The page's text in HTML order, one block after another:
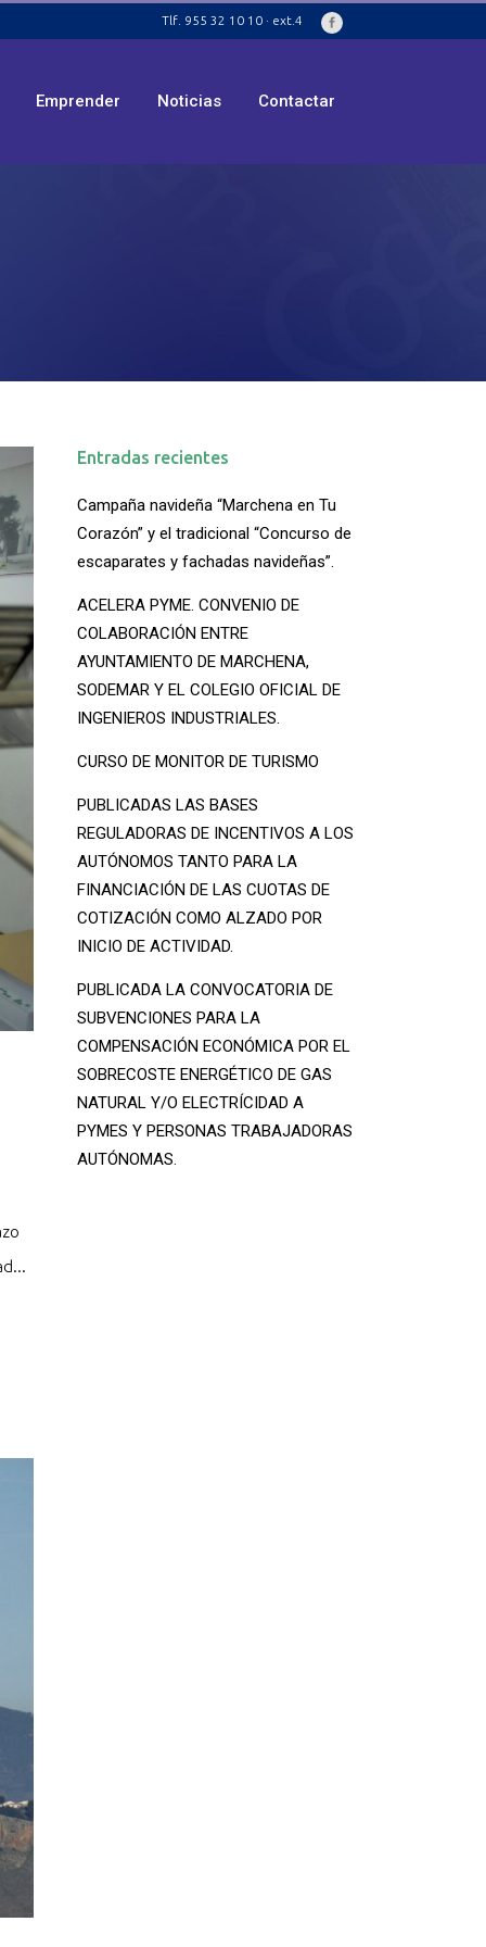
Tlf. 955 32 10 10 · ext.4
Emprender Noticias Contactar
Entradas recientes
Campaña navideña “Marchena en Tu
Corazón” y el tradicional “Concurso de
escaparates y fachadas navideñas”.
ACELERA PYME. CONVENIO DE
COLABORACIÓN ENTRE
AYUNTAMIENTO DE MARCHENA,
SODEMAR Y EL COLEGIO OFICIAL DE
INGENIEROS INDUSTRIALES.
CURSO DE MONITOR DE TURISMO
PUBLICADAS LAS BASES
REGULADORAS DE INCENTIVOS A LOS
AUTÓNOMOS TANTO PARA LA
FINANCIACIÓN DE LAS CUOTAS DE
COTIZACIÓN COMO ALZADO POR
INICIO DE ACTIVIDAD.
PUBLICADA LA CONVOCATORIA DE
SUBVENCIONES PARA LA
COMPENSACIÓN ECONÓMICA POR EL
SOBRECOSTE ENERGÉTICO DE GAS
NATURAL Y/O ELECTRÍCIDAD A
PYMES Y PERSONAS TRABAJADORAS
AUTÓNOMAS.